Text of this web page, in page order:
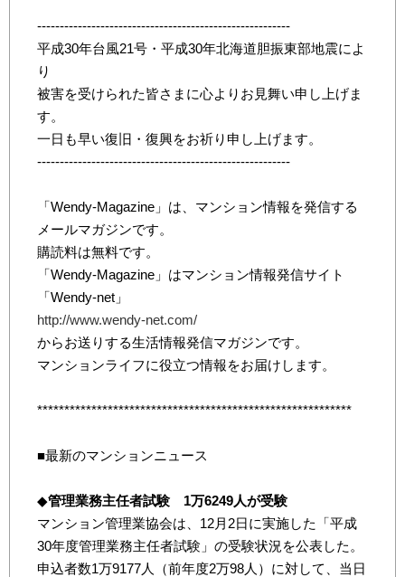
--------------------------------------------------------
平成30年台風21号・平成30年北海道胆振東部地震によ
り
被害を受けられた皆さまに心よりお見舞い申し上げま
す。
一日も早い復旧・復興をお祈り申し上げます。
--------------------------------------------------------
「Wendy-Magazine」は、マンション情報を発信する
メールマガジンです。
購読料は無料です。
「Wendy-Magazine」はマンション情報発信サイト
「Wendy-net」
http://www.wendy-net.com/
からお送りする生活情報発信マガジンです。
マンションライフに役立つ情報をお届けします。
**********************************************************
■最新のマンションニュース
◆管理業務主任者試験 1万6249人が受験
マンション管理業協会は、12月2日に実施した「平成
30年度管理業務主任者試験」の受験状況を公表した。
申込者数1万9177人（前年度2万98人）に対して、当日